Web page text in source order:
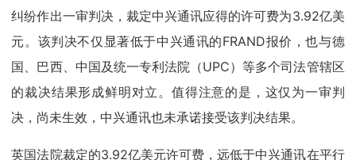
纠纷作出一审判决，裁定中兴通讯应得的许可费为3.92亿美
元。该判决不仅显著低于中兴通讯的FRAND报价，也与德
国、巴西、中国及统一专利法院（UPC）等多个司法管辖区
的裁决结果形成鲜明对立。值得注意的是，这仅为一审判
决，尚未生效，中兴通讯也未承诺接受该判决结果。
英国法院裁定的3.92亿美元许可费，远低于中兴通讯在平行